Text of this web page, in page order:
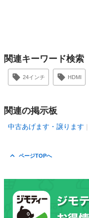
関連キーワード検索
24インチ HDMI
関連の掲示板
中古あげます・譲ります
ページTOPへ